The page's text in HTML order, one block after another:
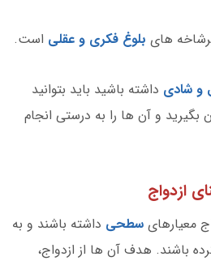
های بلوغ فکری و عقلی است.
و شادی داشته باشید باید بتوانید
و آن ها را به درستی انجام
ازدواج
معیارهای سطحی داشته باشند و به
باشند. هدف آن ها از ازدواج،